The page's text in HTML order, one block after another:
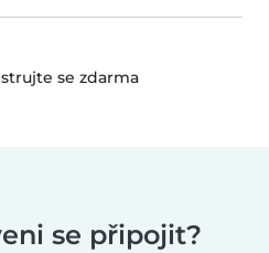
se zdarma
se připojit?